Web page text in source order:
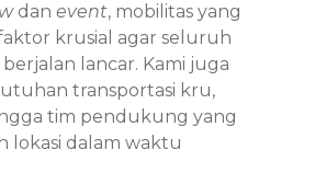
dan event, mobilitas yang
krusial agar seluruh
lancar. Kami juga
transportasi kru,
tim pendukung yang
lokasi dalam waktu